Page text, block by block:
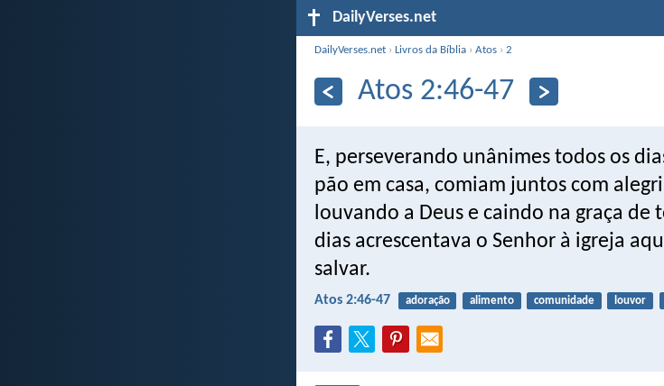
DailyVerses.net
DailyVerses.net ›Livros da Bíblia ›Atos ›2
Atos 2:46-47
E, perseverando unânimes todos os
pão em casa, comiam juntos com
louvando a Deus e caindo na graça de
dias acrescentava o Senhor à igreja
salvar.
Atos 2:46-47 adoração alimento comunidade louvor